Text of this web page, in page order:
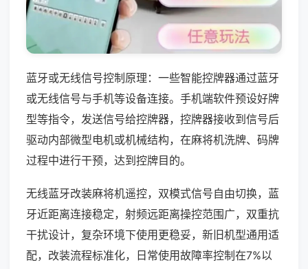
蓝牙或无线信号控制原理：一些智能控牌器通过蓝牙
或无线信号与手机等设备连接。手机端软件预设好牌
型等指令，发送信号给控牌器，控牌器接收到信号后
驱动内部微型电机或机械结构，在麻将机洗牌、码牌
过程中进行干预，达到控牌目的。
无线蓝牙改装麻将机遥控，双模式信号自由切换，蓝
牙近距离连接稳定，射频远距离操控范围广，双重抗
干扰设计，复杂环境下使用更稳妥，新旧机型通用适
配，改装流程标准化，日常使用故障率控制在7%以